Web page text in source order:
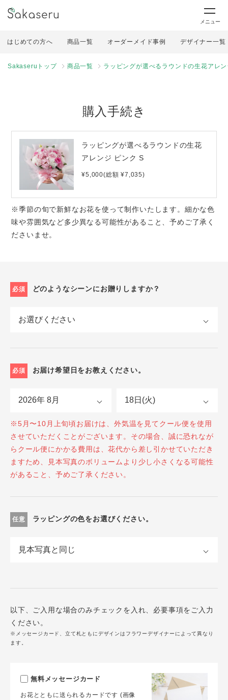
メニュー
はじめての方へ 商品一覧 オーダーメイド事例 デザイナー一覧
Sakaseruトップ 商品一覧 ラッピングが選べるラウンドの生花アレ
購入手続き
ラッピングが選べるラウンドの生花
アレンジ ピンク S
¥5,000(総額 ¥7,035)
※季節の旬で新鮮なお花を使って制作いたします。細かな色
味や雰囲気など多少異なる可能性があること、予めご了承く
ださいませ。
必須 どのようなシーンにお贈りしますか？
必須 お届け希望日をお教えください。
※5月〜10月上旬頃お届けは、外気温を見てクール便を使用
させていただくことがございます。その場合、誠に恐れなが
らクール便にかかる費用は、花代から差し引かせていただき
ますため、見本写真のボリュームより少し小さくなる可能性
があること、予めご了承ください。
任意 ラッピングの色をお選びください。
以下、ご入用な場合のみチェックを入れ、必要事項をご入力
ください。
※メッセージカード、立て札ともにデザインはフラワーデザイナーによって異なり
ます。
無料メッセージカード
お花とともに送られるカードです (画像